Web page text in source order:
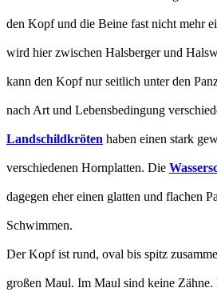
den Kopf und die Beine fast nicht mehr
wird hier zwischen Halsberger und
kann den Kopf nur seitlich unter den
nach Art und Lebensbedingung
Landschildkröten haben einen stark
verschiedenen Hornplatten. Die
dagegen eher einen glatten und flachen
Schwimmen.
Der Kopf ist rund, oval bis spitz
großen Maul. Im Maul sind keine